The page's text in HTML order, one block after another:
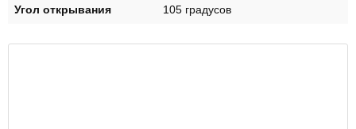
Угол открывания 105 градусов